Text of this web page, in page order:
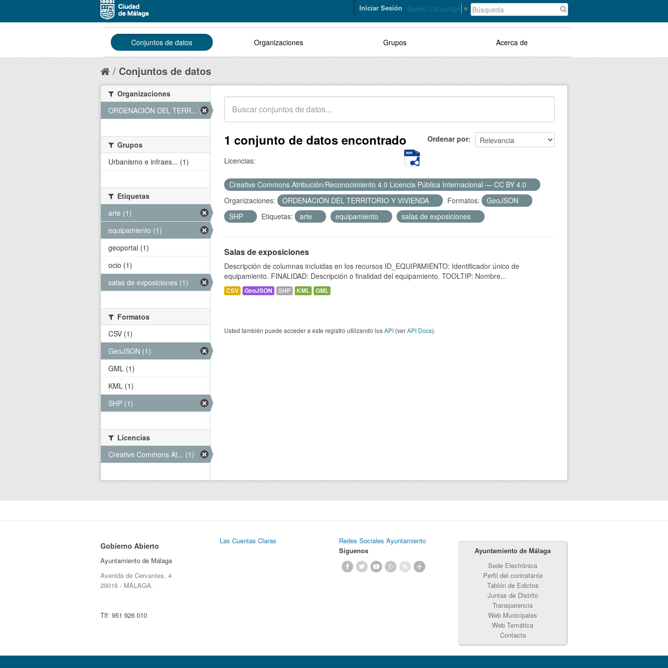
Select Language ▼
Iniciar Sesión
Conjuntos de datos Organizaciones Grupos Acerca de
Conjuntos de datos
Ordenar por
1 conjunto de datos encontrado
Licencias:
Creative Commons Atribución/Reconocimiento 4.0 Licencia Pública Internacional — CC BY 4.0
Organizaciones:
ORDENACIÓN DEL TERRITORIO Y VIVIENDA Formatos:
GeoJSON
SHP
Etiquetas: arte equipamiento salas de exposiciones
Salas de exposiciones
Descripción de columnas incluidas en los recursos ID_EQUIPAMIENTO: Identificador único de
equipamiento. FINALIDAD: Descripción o finalidad del equipamiento. TOOLTIP: Nombre...
CSV GeoJSON SHP KML GML
Usted también puede acceder a este registro utilizando losAPI (verAPI Docs).
Organizaciones
ORDENACIÓN DEL TERR... (1)
Grupos
Urbanismo e infraes... (1)
Etiquetas
arte (1)
equipamiento (1)
geoportal (1)
ocio (1)
salas de exposiciones (1)
Formatos
CSV (1)
GeoJSON (1)
GML (1)
KML (1)
SHP (1)
Licencias
Creative Commons At... (1)
Gobierno Abierto
Ayuntamiento de Málaga
Avenida de Cervantes, 4
29016 - MÁLAGA.
Tlf: 951 926 010
Las Cuentas Claras
Redes Sociales Ayuntamiento
Síguenos
Ayuntamiento de Málaga
Sede Electrónica
Perfil del contratante
Tablón de Edictos
Juntas de Distrito
Transparencia
Web Municipales
Web Temática
Contacta